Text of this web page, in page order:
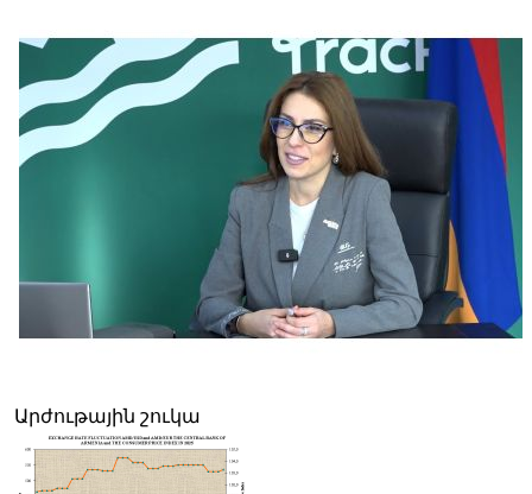
վարկանիշներով
Արժութային շուկա